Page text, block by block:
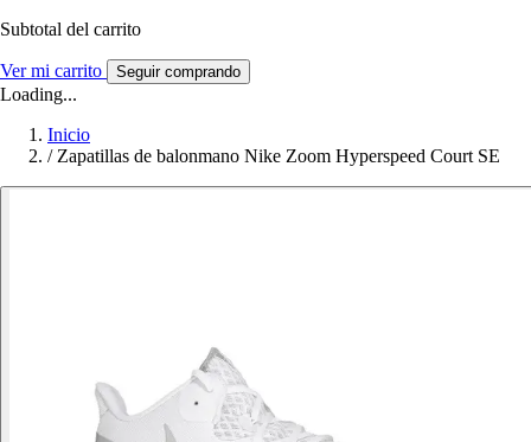
Subtotal del carrito
Ver mi carrito Seguir comprando
Loading...
Inicio
/ Zapatillas de balonmano Nike Zoom Hyperspeed Court SE